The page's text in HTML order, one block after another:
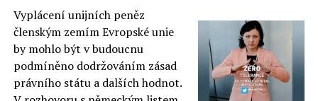
Vyplácení unijních peněz
členským zemím Evropské unie
by mohlo být v budoucnu
podmíněno dodržováním zásad
právního státu a dalších hodnot.